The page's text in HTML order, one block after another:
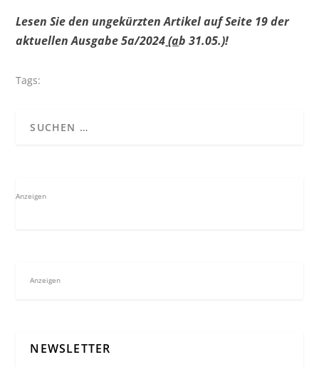
Lesen Sie den ungekürzten Artikel auf Seite 19 der
aktuellen Ausgabe 5a/2024 (ab 31.05.)!
Tags:
Anzeigen
Anzeigen
NEWSLETTER